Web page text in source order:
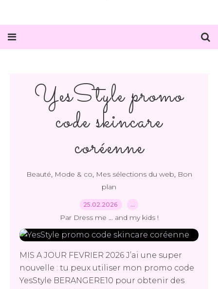
YesStyle promo
code skincare
coréenne
Beauté, Mode & co, Mes sélections du web, Bon
plan
25.02.2026 …
Par Dress me ... and my kids !
MIS A JOUR FEVRIER 2026 J’ai une super
nouvelle : tu peux utiliser mon promo code
YesStyle BERANGERE10 pour obtenir des